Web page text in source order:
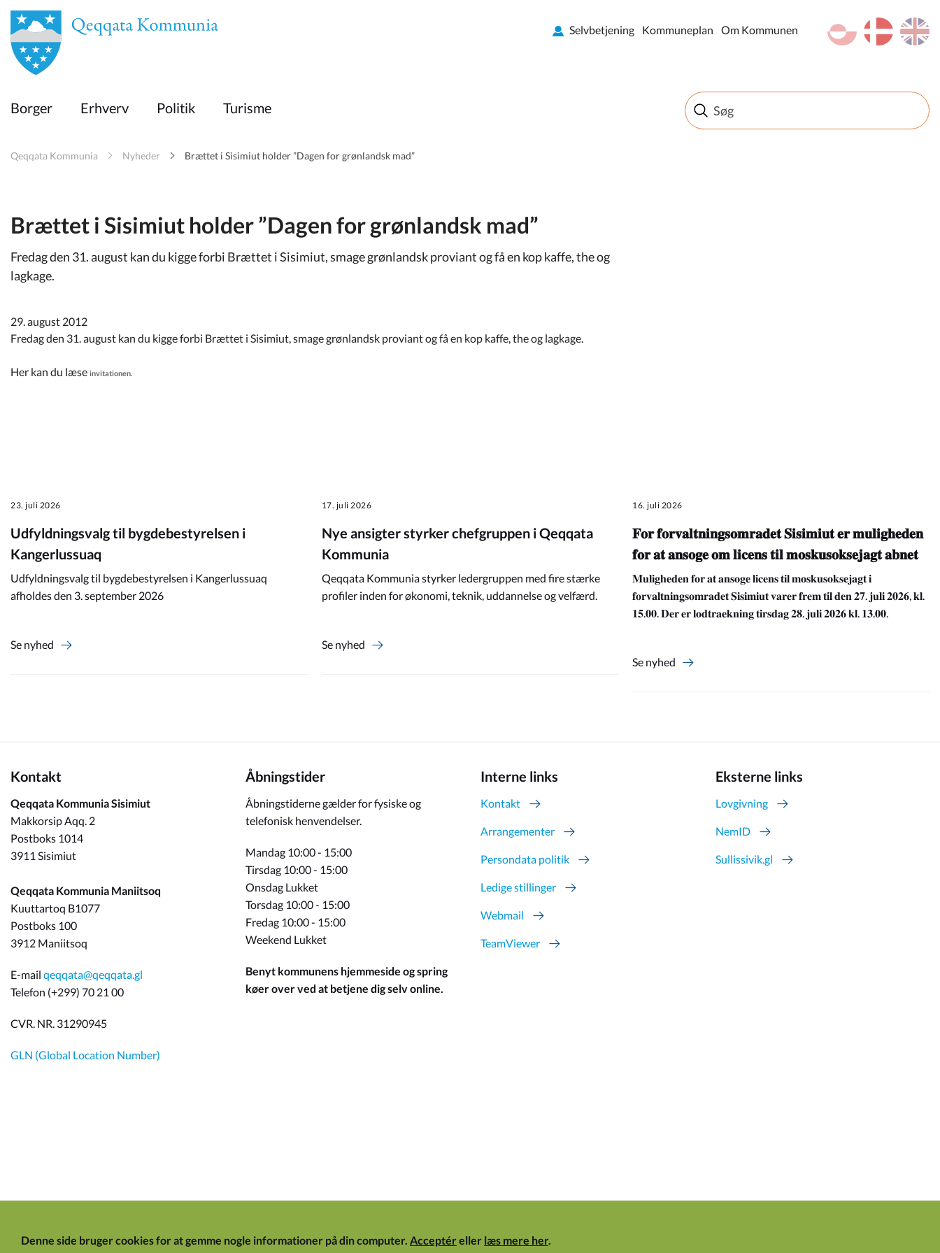
en
Borger
Erhverv
Politik
Selvbetjening
Kommuneplan
en
da
kl-GL
Selvbetjening Kommuneplan Om Kommunen
Borger Erhverv Politik Turisme
Qeqqata Kommunia Nyheder Brættet i Sisimiut holder ”Dagen for grønlandsk mad”
Brættet i Sisimiut holder ”Dagen for grønlandsk mad”
Fredag den 31. august kan du kigge forbi Brættet i Sisimiut, smage grønlandsk proviant og få en kop kaffe, the og
lagkage.
29. august 2012
Fredag den 31. august kan du kigge forbi Brættet i Sisimiut, smage grønlandsk proviant og få en kop kaffe, the og lagkage.
Her kan du læse invitationen.
23. juli 2026
Udfyldningsvalg til bygdebestyrelsen i
Kangerlussuaq
Udfyldningsvalg til bygdebestyrelsen i Kangerlussuaq
afholdes den 3. september 2026
Se nyhed
17. juli 2026
Nye ansigter styrker chefgruppen i Qeqqata
Kommunia
Qeqqata Kommunia styrker ledergruppen med fire stærke
profiler inden for økonomi, teknik, uddannelse og velfærd.
Se nyhed
16. juli 2026
𝐅𝐨𝐫 𝐟𝐨𝐫𝐯𝐚𝐥𝐭𝐧𝐢𝐧𝐠𝐬𝐨𝐦𝐫𝐚𝐝𝐞𝐭 𝐒𝐢𝐬𝐢𝐦𝐢𝐮𝐭 𝐞𝐫 𝐦𝐮𝐥𝐢𝐠𝐡𝐞𝐝𝐞𝐧
𝐟𝐨𝐫 𝐚𝐭 𝐚𝐧𝐬𝐨𝐠𝐞 𝐨𝐦 𝐥𝐢𝐜𝐞𝐧𝐬 𝐭𝐢𝐥 𝐦𝐨𝐬𝐤𝐮𝐬𝐨𝐤𝐬𝐞𝐣𝐚𝐠𝐭 𝐚𝐛𝐧𝐞𝐭
𝐌𝐮𝐥𝐢𝐠𝐡𝐞𝐝𝐞𝐧 𝐟𝐨𝐫 𝐚𝐭 𝐚𝐧𝐬𝐨𝐠𝐞 𝐥𝐢𝐜𝐞𝐧𝐬 𝐭𝐢𝐥 𝐦𝐨𝐬𝐤𝐮𝐬𝐨𝐤𝐬𝐞𝐣𝐚𝐠𝐭 𝐢
𝐟𝐨𝐫𝐯𝐚𝐥𝐭𝐧𝐢𝐧𝐠𝐬𝐨𝐦𝐫𝐚𝐝𝐞𝐭 𝐒𝐢𝐬𝐢𝐦𝐢𝐮𝐭 𝐯𝐚𝐫𝐞𝐫 𝐟𝐫𝐞𝐦 𝐭𝐢𝐥 𝐝𝐞𝐧 𝟐𝟕. 𝐣𝐮𝐥𝐢 𝟐𝟎𝟐𝟔, 𝐤𝐥.
𝟏𝟓.𝟎𝟎. 𝐃𝐞𝐫 𝐞𝐫 𝐥𝐨𝐝𝐭𝐫𝐚𝐞𝐤𝐧𝐢𝐧𝐠 𝐭𝐢𝐫𝐬𝐝𝐚𝐠 𝟐𝟖. 𝐣𝐮𝐥𝐢 𝟐𝟎𝟐𝟔 𝐤𝐥. 𝟏𝟑.𝟎𝟎.
Se nyhed
Kontakt
Qeqqata Kommunia Sisimiut
Makkorsip Aqq. 2
Postboks 1014
3911 Sisimiut
Qeqqata Kommunia Maniitsoq
Kuuttartoq B1077
Postboks 100
3912 Maniitsoq
E-mail qeqqata@qeqqata.gl
Telefon (+299) 70 21 00
CVR. NR. 31290945
GLN (Global Location Number)
Åbningstider
Åbningstiderne gælder for fysiske og
telefonisk henvendelser.
Mandag 10:00 - 15:00
Tirsdag 10:00 - 15:00
Onsdag Lukket
Torsdag 10:00 - 15:00
Fredag 10:00 - 15:00
Weekend Lukket
Benyt kommunens hjemmeside og spring
køer over ved at betjene dig selv online.
Interne links
Kontakt
Arrangementer
Persondata politik
Ledige stillinger
Webmail
TeamViewer
Eksterne links
Lovgivning
NemID
Sullissivik.gl
Denne side bruger cookies for at gemme nogle informationer på din computer. Acceptéreller læs mere her.